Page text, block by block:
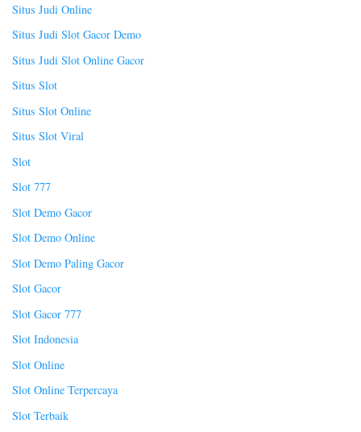
Situs Judi Online
Situs Judi Slot Gacor Demo
Situs Judi Slot Online Gacor
Situs Slot
Situs Slot Online
Situs Slot Viral
Slot
Slot 777
Slot Demo Gacor
Slot Demo Online
Slot Demo Paling Gacor
Slot Gacor
Slot Gacor 777
Slot Indonesia
Slot Online
Slot Online Terpercaya
Slot Terbaik